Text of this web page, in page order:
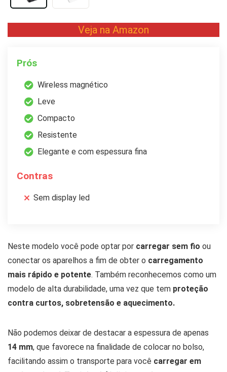
Veja na Amazon
Prós
Wireless magnético
Leve
Compacto
Resistente
Elegante e com espessura fina
Contras
Sem display led
Neste modelo você pode optar por carregar sem fio ou
conectar os aparelhos a fim de obter o carregamento
mais rápido e potente. Também reconhecemos como um
modelo de alta durabilidade, uma vez que tem proteção
contra curtos, sobretensão e aquecimento.
Não podemos deixar de destacar a espessura de apenas
14 mm, que favorece na finalidade de colocar no bolso,
facilitando assim o transporte para você carregar em